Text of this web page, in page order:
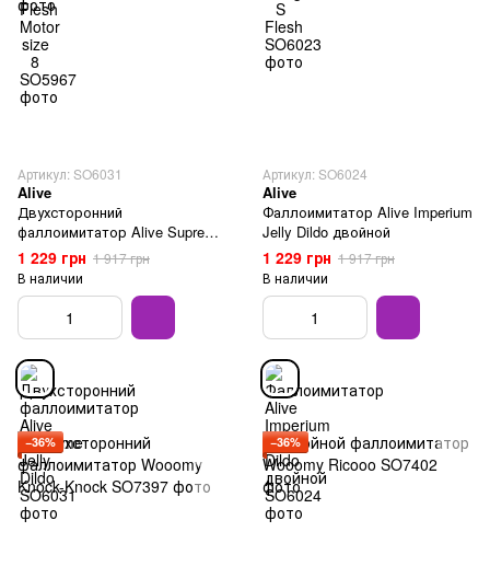
Артикул: SO6031
Alive
Двухсторонний
фаллоимитатор Alive Supreme
Jelly Dildo
1 229 грн 1 917 грн
В наличии
Артикул: SO6024
Alive
Фаллоимитатор Alive Imperium
Jelly Dildo двойной
1 229 грн 1 917 грн
В наличии
−36% −36%